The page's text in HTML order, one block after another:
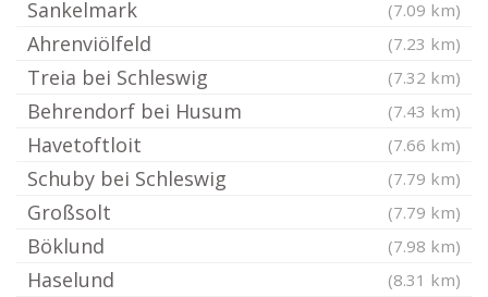
Sankelmark (7.09 km)
Ahrenviölfeld (7.23 km)
Treia bei Schleswig (7.32 km)
Behrendorf bei Husum (7.43 km)
Havetoftloit (7.66 km)
Schuby bei Schleswig (7.79 km)
Großsolt (7.79 km)
Böklund (7.98 km)
Haselund (8.31 km)